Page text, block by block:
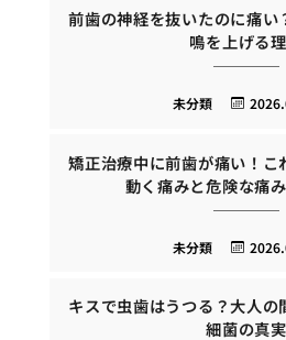
前歯の神経を抜いたのに痛い
鳴を上げる
未分類
矯正治療中に前歯が痛い！こ
動く痛みと危険な痛
未分類
キスで虫歯はうつる？大人の
細菌の真実